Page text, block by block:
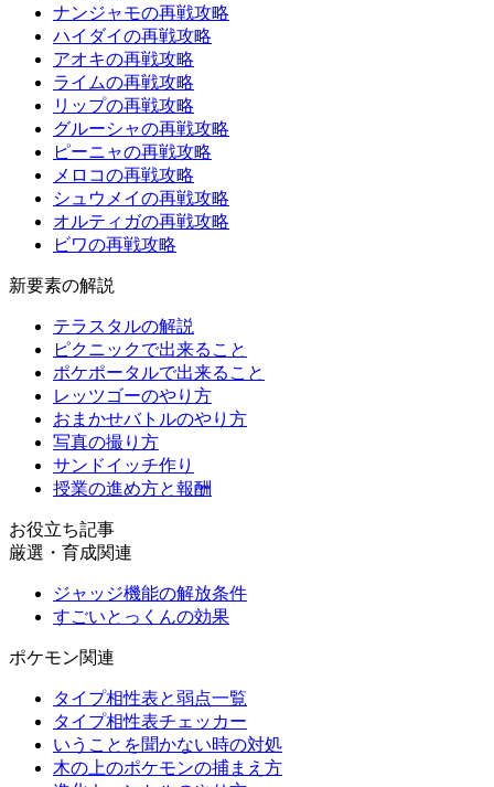
ナンジャモの再戦攻略
ハイダイの再戦攻略
アオキの再戦攻略
ライムの再戦攻略
リップの再戦攻略
グルーシャの再戦攻略
ピーニャの再戦攻略
メロコの再戦攻略
シュウメイの再戦攻略
オルティガの再戦攻略
ビワの再戦攻略
新要素の解説
テラスタルの解説
ピクニックで出来ること
ポケポータルで出来ること
レッツゴーのやり方
おまかせバトルのやり方
写真の撮り方
サンドイッチ作り
授業の進め方と報酬
お役立ち記事
厳選・育成関連
ジャッジ機能の解放条件
すごいとっくんの効果
ポケモン関連
タイプ相性表と弱点一覧
タイプ相性表チェッカー
いうことを聞かない時の対処
木の上のポケモンの捕まえ方